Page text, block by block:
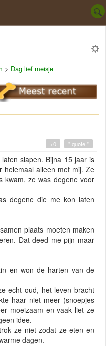
> Dag lief meisje
" quote "
+0
slapen. Bijna 15 jaar is
helemaal alleen met mij. Ze
kwam, ze was degene voor
degene die me kon laten
plaats moeten maken
Dat deed me pijn maar
en won de harten van de
echt oud, het leven bracht
haar niet meer (snoepjes
moeizaam en vaak liet ze
idee.
ze niet zodat ze eten en
dagen.